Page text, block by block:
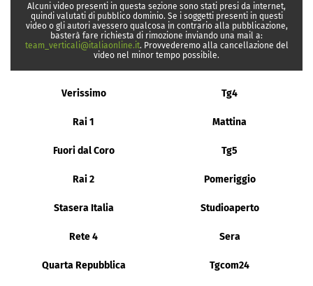
Alcuni video presenti in questa sezione sono stati presi da internet,
quindi valutati di pubblico dominio. Se i soggetti presenti in questi
video o gli autori avessero qualcosa in contrario alla pubblicazione,
basterà fare richiesta di rimozione inviando una mail a:
team_verticali@italiaonline.it. Provvederemo alla cancellazione del
video nel minor tempo possibile.
Verissimo Tg4
Rai 1 Mattina
Fuori dal Coro Tg5
Rai 2 Pomeriggio
Stasera Italia Studioaperto
Rete 4 Sera
Quarta Repubblica Tgcom24